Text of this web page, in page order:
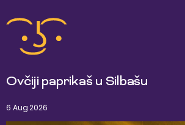
Ovčiji paprikaš u Silbašu
6 Aug 2026